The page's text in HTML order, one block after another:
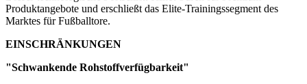
Produktangebote und erschließt das Elite-Trainingssegment des
Marktes für Fußballtore.
EINSCHRÄNKUNGEN
"Schwankende Rohstoffverfügbarkeit"